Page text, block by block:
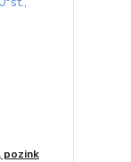
pozink